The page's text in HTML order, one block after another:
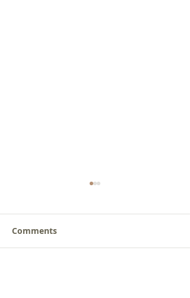
Comments